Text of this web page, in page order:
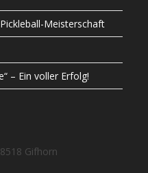
Meisterschaft
– Ein voller Erfolg!
Gifhorn